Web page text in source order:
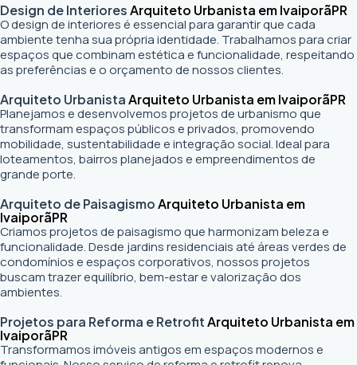
Design de InterioresArquiteto Urbanista em IvaiporãPR
O design de interiores é essencial para garantir que cada
ambiente tenha sua própria identidade. Trabalhamos para criar
espaços que combinam estética e funcionalidade, respeitando
as preferências e o orçamento de nossos clientes.
Arquiteto UrbanistaArquiteto Urbanista em IvaiporãPR
Planejamos e desenvolvemos projetos de urbanismo que
transformam espaços públicos e privados, promovendo
mobilidade, sustentabilidade e integração social. Ideal para
loteamentos, bairros planejados e empreendimentos de
grande porte.
Arquiteto de PaisagismoArquiteto Urbanista em
IvaiporãPR
Criamos projetos de paisagismo que harmonizam beleza e
funcionalidade. Desde jardins residenciais até áreas verdes de
condomínios e espaços corporativos, nossos projetos
buscam trazer equilíbrio, bem-estar e valorização dos
ambientes.
Projetos para Reforma e RetrofitArquiteto Urbanista em
IvaiporãPR
Transformamos imóveis antigos em espaços modernos e